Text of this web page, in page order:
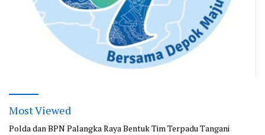
Most Viewed
Polda dan BPN Palangka Raya Bentuk Tim Terpadu Tangani